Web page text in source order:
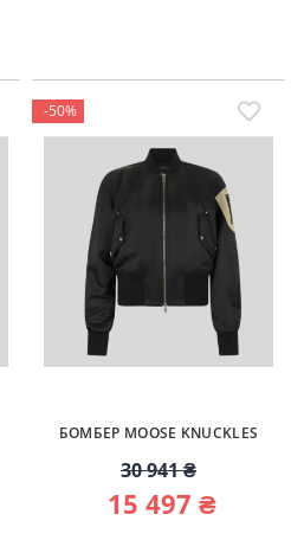
-50%
БОМБЕР MOOSE KNUCKLES
30 941 ₴
15 497 ₴